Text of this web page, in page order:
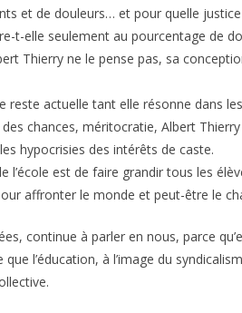
et de douleurs… et pour quelle
t-elle seulement au pourcentage de
Thierry ne le pense pas, sa
actuelle tant elle résonne dans les
chances, méritocratie, Albert
hypocrisies des intérêts de caste.
l’école est de faire grandir tous les
affronter le monde et peut-être le
continue à parler en nous, parce
l’éducation, à l’image du